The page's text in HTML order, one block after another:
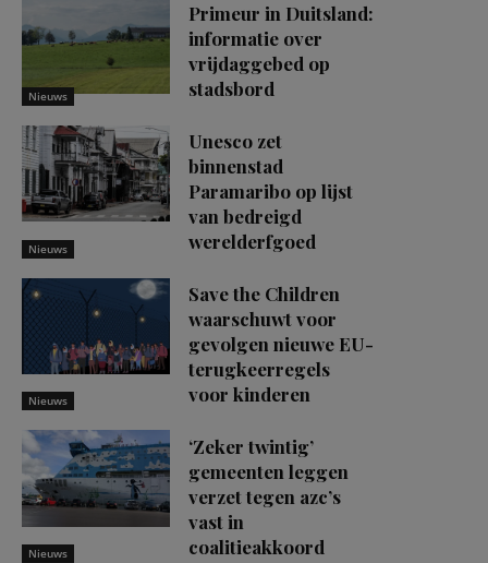
Nieuws
Primeur in Duitsland:
informatie over
vrijdaggebed op
stadsbord
Nieuws
Unesco zet
binnenstad
Paramaribo op lijst
van bedreigd
werelderfgoed
Nieuws
Save the Children
waarschuwt voor
gevolgen nieuwe EU-
terugkeerregels
voor kinderen
Nieuws
‘Zeker twintig’
gemeenten leggen
verzet tegen azc’s
vast in
coalitieakkoord